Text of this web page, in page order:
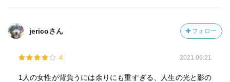
jericoさん フォロー
4 2021.06.21
1人の女性が背負うには余りにも重すぎる、人生の光と影の